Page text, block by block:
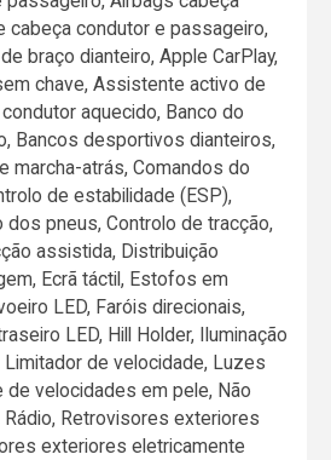
cabeça condutor e passageiro,
braço dianteiro, Apple CarPlay,
chave, Assistente activo de
aquecido, Banco do
Bancos desportivos dianteiros,
marcha-atrás, Comandos do
de estabilidade (ESP),
pneus, Controlo de tracção,
assistida, Distribuição
Ecrã táctil, Estofos em
LED, Faróis direcionais,
LED, Hill Holder, Iluminação
Limitador de velocidade, Luzes
de velocidades em pele, Não
Rádio, Retrovisores exteriores
exteriores eletricamente